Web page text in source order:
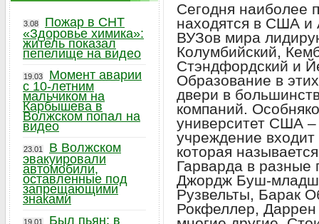
Сегодня наиболее
находятся в США и
ВУЗов мира
Колумбийский,
Стэндфордский и
Образование в
двери в
компаний.
университет США
учреждение
которая
Гарварда в
Джордж Буш-
Рузвельты, Барак
Рокфеллер,
3.08
Пожар в СНТ
«Здоровье химика»:
житель показал
пепелище на видео
19.03
Момент аварии
с 10-летним
мальчиком на
Карбышева в
Волжском попал на
видео
23.01
В Волжском
эвакуировали
автомобили,
оставленные под
запрещающими
знаками
19.01
Был пьян: в